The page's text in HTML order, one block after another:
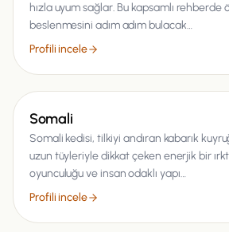
hızla uyum sağlar. Bu kapsamlı rehberde
beslenmesini adım adım bulacak…
Profili incele
Somali
Somali kedisi, tilkiyi andıran kabarık
uzun tüyleriyle dikkat çeken enerjik bir
oyunculuğu ve insan odaklı yapı…
Profili incele